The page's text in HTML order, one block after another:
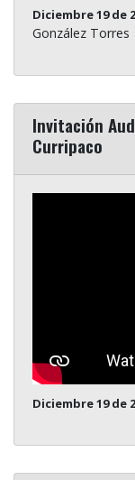
Diciembre 19 de
González Torres
Invitación
Curripaco
Diciembre 19 de